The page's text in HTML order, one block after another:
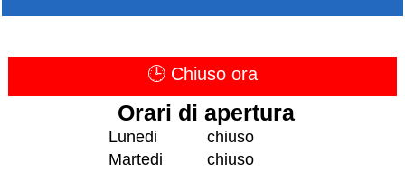
🕒 Chiuso ora
Orari di apertura
Lunedi
chiuso
Martedi
chiuso